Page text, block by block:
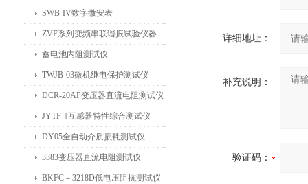
详细地址：
补充说明：
验证码：
SWB-IV数字微安表
ZVF系列变频串联谐振试验仪器
蓄电池内阻测试仪
TWJB-03微机继电保护测试仪
DCR-20AP变压器直流电阻测试仪
JYTF-Ⅱ互感器特性综合测试仪
DY05全自动介质损耗测试仪
3383变压器直流电阻测试仪
BKFC－3218D低电压阻抗测试仪